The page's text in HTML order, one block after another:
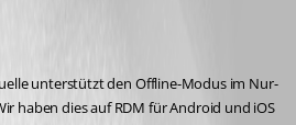
unterstützt den Offline-Modus im Nur-
haben dies auf RDM für Android und iOS